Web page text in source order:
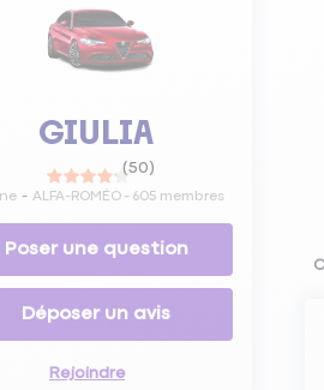
GIULIA
(50)
ALFA-ROMÉO - 605 membres
Poser une question
Déposer un avis
Rejoindre